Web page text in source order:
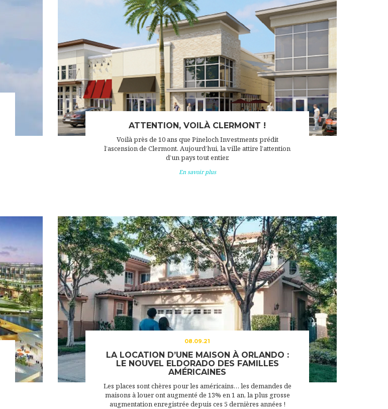
ATTENTION, VOILÀ CLERMONT !
Voilà près de 10 ans que Pineloch Investments prédit
l’ascension de Clermont. Aujourd’hui, la ville attire l’attention
d’un pays tout entier.
En savoir plus
08.09.21
LA LOCATION D’UNE MAISON À ORLANDO :
LE NOUVEL ELDORADO DES FAMILLES
AMÉRICAINES
Les places sont chères pour les américains… les demandes de
maisons à louer ont augmenté de 13% en 1 an, la plus grosse
augmentation enregistrée depuis ces 5 dernières années !